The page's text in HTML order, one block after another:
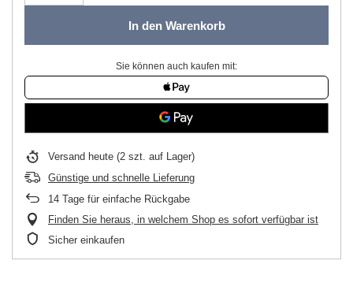
In den Warenkorb
Sie können auch kaufen mit:
Versand heute (2 szt. auf Lager)
Günstige und schnelle Lieferung
14 Tage für einfache Rückgabe
Finden Sie heraus, in welchem Shop es sofort verfügbar ist
Sicher einkaufen